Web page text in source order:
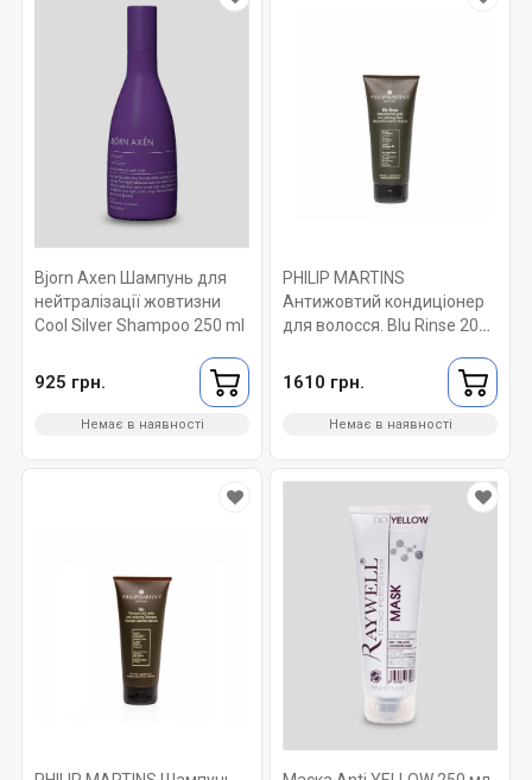
Bjorn Axen Шампунь для
нейтралізації жовтизни
Cool Silver Shampoo 250 ml
925 грн.
Немає в наявності
PHILIP MARTINS
Антижовтий кондиціонер
для волосся. Blu Rinse 200
1610 грн.
Немає в наявності